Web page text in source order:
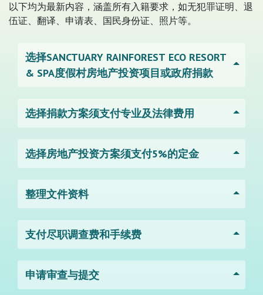
以下均为最新内容，涵盖所有入籍要求，如无犯罪证明、退
伍证、翻译、申请表、国民身份证、照片等。
选择SANCTUARY RAINFOREST ECO RESORT
& SPA度假村房地产投资项目或政府捐款
选择捐款方案须支付专业及法律费用
选择房地产投资方案须支付5%的定金
整理文件资料
支付尽职调查费和手续费
申请审查与提交